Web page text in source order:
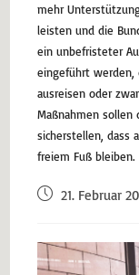
mehr
leisten und die
ein unbefristeter
eingeführt werden,
ausreisen oder
Maßnahmen sollen
sicherstellen, dass
freiem Fuß bleiben.
21. Februar